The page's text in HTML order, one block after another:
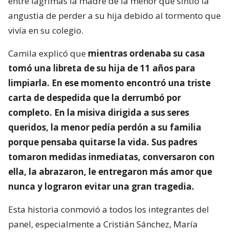
angustia de perder a su hija debido al tormento que
vivía en su colegio.
Camila explicó que mientras ordenaba su casa
tomó una libreta de su hija de 11 años para
limpiarla. En ese momento encontró una triste
carta de despedida que la derrumbó por
completo. En la misiva dirigida a sus seres
queridos, la menor pedía perdón a su familia
porque pensaba quitarse la vida. Sus padres
tomaron medidas inmediatas, conversaron con
ella, la abrazaron, le entregaron más amor que
nunca y lograron evitar una gran tragedia.
Esta historia conmovió a todos los integrantes del
panel, especialmente a Cristián Sánchez, María